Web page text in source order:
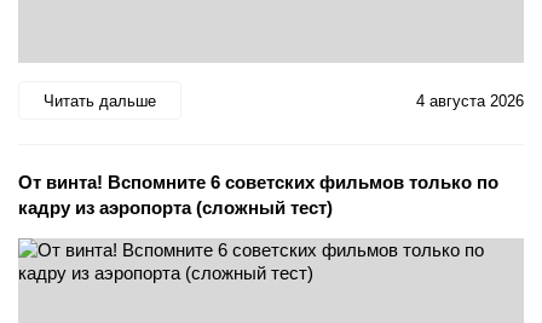
Читать дальше 4 августа 2026
От винта! Вспомните 6 советских фильмов только по
кадру из аэропорта (сложный тест)